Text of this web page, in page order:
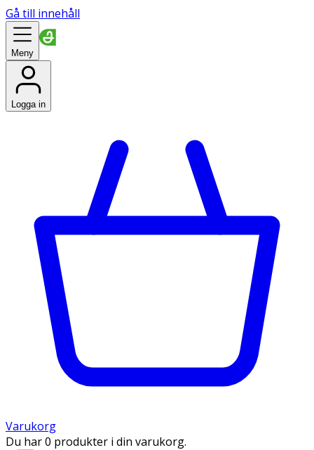
Gå till innehåll
Meny
Logga in
Varukorg
Du har 0 produkter i din varukorg.